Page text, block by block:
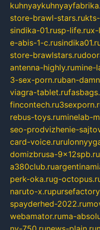
store-brawl-stars.ru
sindika-01.rusp-life.rux-
e-abis-1-c.ru
store-brawlstars.ru
antenna-highly.rumine-
3-sex-porn.ruban-
viagra-tablet.ru
fincontech.ru
rebus-toys.ruminelab-
seo-prodvizhenie-
card-voice.ru
domizbrusa-9x12spb.ru
a380club.ru
perk-oka.rug-
naruto-x.ru
spayderhed-2022.ru
webamator.ruma-